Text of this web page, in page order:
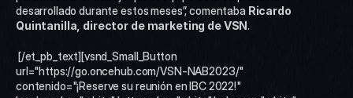
desarrollado durante estos meses”, comentaba Ricardo
Quintanilla, director de marketing de VSN.
url="https://go.oncehub.com/VSN-NAB2023/"
contenido="¡Reserve su reunión en IBC 2022!"